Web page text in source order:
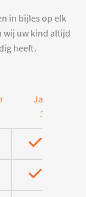
in bijles op elk
wij uw kind altijd
heeft.
Jaar
3